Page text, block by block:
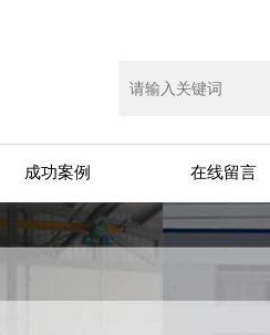
成功案例 在线留言